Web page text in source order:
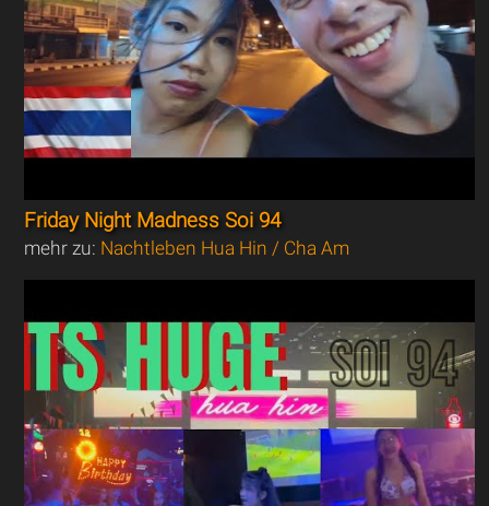
Friday Night Madness Soi 94
mehr zu: Nachtleben Hua Hin / Cha Am